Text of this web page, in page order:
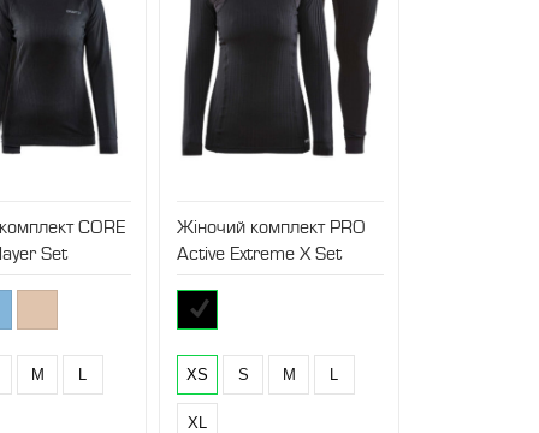
CORE
Set
M L
Жіночий комплект PRO
Active Extreme X Set
XS S M L
XL